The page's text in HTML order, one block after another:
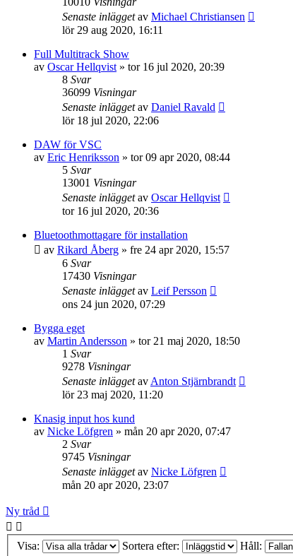
Senaste inläggetav Michael Christiansen
lör 29 aug 2020, 16:11
Full Multitrack Show
av Oscar Hellqvist » tor 16 jul 2020, 20:39
8 Svar
36099 Visningar
Senaste inläggetav Daniel Ravald
lör 18 jul 2020, 22:06
DAW för VSC
av Eric Henriksson » tor 09 apr 2020, 08:44
5 Svar
13001 Visningar
Senaste inläggetav Oscar Hellqvist
tor 16 jul 2020, 20:36
Bluetoothmottagare för installation
av Rikard Åberg » fre 24 apr 2020, 15:57
6 Svar
17430 Visningar
Senaste inläggetav Leif Persson
ons 24 jun 2020, 07:29
Bygga eget
av Martin Andersson » tor 21 maj 2020, 18:50
1 Svar
9278 Visningar
Senaste inläggetav Anton Stjärnbrandt
lör 23 maj 2020, 11:20
Knasig input hos kund
av Nicke Löfgren » mån 20 apr 2020, 07:47
2 Svar
9745 Visningar
Senaste inläggetav Nicke Löfgren
mån 20 apr 2020, 23:07
Ny tråd
Visa: Sortera efter: Håll: